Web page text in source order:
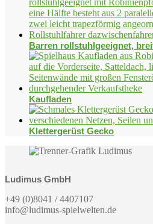
Barren rollstuhlgeeignet,
Kaufladen
Klettergerüst Gecko
Ludimus GmbH
+49 (0)8041 / 4407107
info@ludimus-spielwelten.de